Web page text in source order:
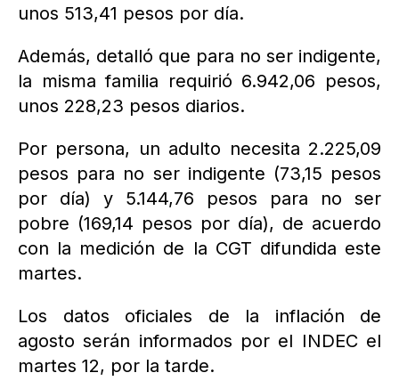
unos 513,41 pesos por día.
Además, detalló que para no ser indigente,
la misma familia requirió 6.942,06 pesos,
unos 228,23 pesos diarios.
Por persona, un adulto necesita 2.225,09
pesos para no ser indigente (73,15 pesos
por día) y 5.144,76 pesos para no ser
pobre (169,14 pesos por día), de acuerdo
con la medición de la CGT difundida este
martes.
Los datos oficiales de la inflación de
agosto serán informados por el INDEC el
martes 12, por la tarde.